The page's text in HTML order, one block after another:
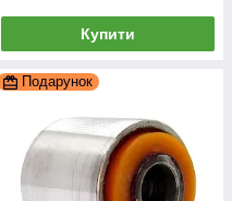
Купити
Подарунок